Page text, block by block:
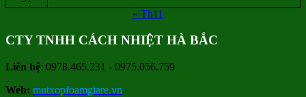
« Th11
CTY TNHH CÁCH NHIỆT HÀ BẮC
Liên hệ: 0978.465.231 - 0975.056.759
Web: mutxopfoamgiare.vn